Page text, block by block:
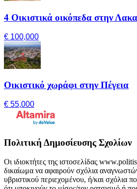
4 Οικιστικά οικόπεδα στην
€ 100,000
Οικιστικό χωράφι στην Πέγεια
€ 55,000
Πολιτική Δημοσίευσης Σχολίων
Οι ιδιοκτήτες της ιστοσελίδας
δικαίωμα να αφαιρούν σχόλια
υβριστικού περιεχομένου, ή/και σχόλια